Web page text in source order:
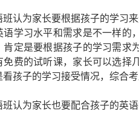
班认为家长要根据孩子的学习来
语学习水平和需求是不一样的
肯定是要根据孩子的学习需求
免费的试听课，家长可以选择
孩子的学习接受情况，综合
班认为家长也要配合孩子的英语